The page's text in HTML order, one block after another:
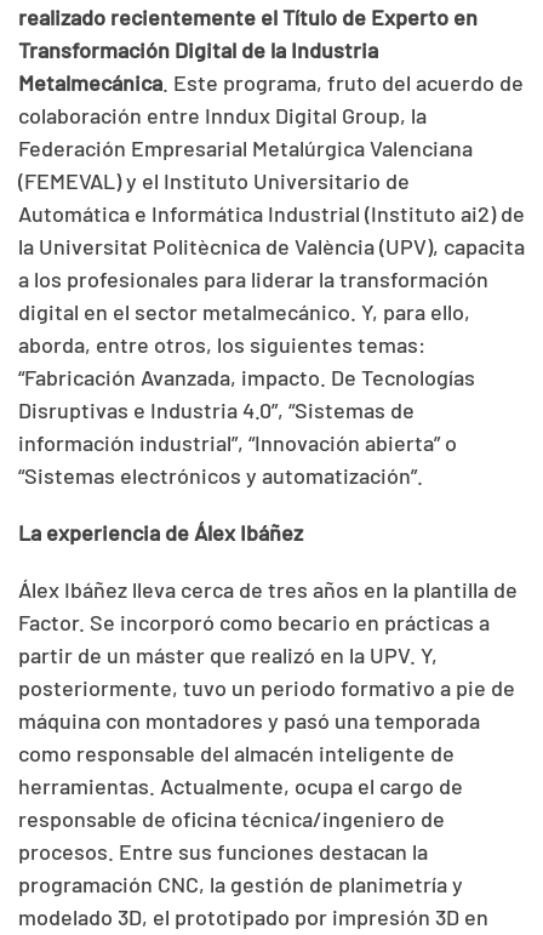
realizado recientemente el Título de Experto en
Transformación Digital de la Industria
Metalmecánica . Este programa, fruto del acuerdo de
colaboración entre Inndux Digital Group, la
Federación Empresarial Metalúrgica Valenciana
(FEMEVAL) y el Instituto Universitario de
Automática e Informática Industrial (Instituto ai2) de
la Universitat Politècnica de València (UPV), capacita
a los profesionales para liderar la transformación
digital en el sector metalmecánico. Y, para ello,
aborda, entre otros, los siguientes temas:
“Fabricación Avanzada, impacto. De Tecnologías
Disruptivas e Industria 4.0”, “Sistemas de
información industrial”, “Innovación abierta” o
“Sistemas electrónicos y automatización”.
La experiencia de Álex Ibáñez
Álex Ibáñez lleva cerca de tres años en la plantilla de
Factor. Se incorporó como becario en prácticas a
partir de un máster que realizó en la UPV. Y,
posteriormente, tuvo un periodo formativo a pie de
máquina con montadores y pasó una temporada
como responsable del almacén inteligente de
herramientas. Actualmente, ocupa el cargo de
responsable de oficina técnica/ingeniero de
procesos. Entre sus funciones destacan la
programación CNC, la gestión de planimetría y
modelado 3D, el prototipado por impresión 3D en